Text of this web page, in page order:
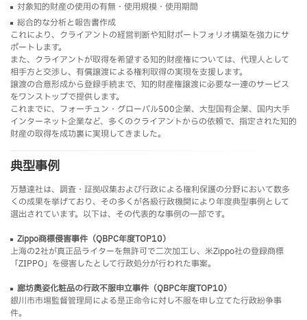
対象知的財産の使用の有無・使用規模・使用期間
総合的な分析と報告書作成
これにより、クライアントの経営判断や知財ポートフォリオ構築を強力にサ
ポートします。
また、クライアントが取得を希望する知的財産権については、代理人として
相手方と交渉し、有償譲渡による権利取得の実現を支援します。
譲渡の合意形成から登録手続まで、知的財産権譲渡に必要な一連のサービス
をワンストップで提供します。
これまでに、フォーチュン・グローバル500企業、大型国有企業、国内大手
インターネット企業など、多くのクライアントからの依頼で、指定された知的
財産の取得を成功裏に実現してきました。
典型事例
万慧達社は、調査・証拠収集および行政による権利保護の分野において数多
くの成果を挙げており、その多くが各級行政機関により年度典型事例として
選出されています。以下は、その代表的な事例の一部です。
Zippo商標侵害事件（QBPC年度TOP10）
上海の2社が真正品ライターを無許可で二次加工し、米Zippo社の登録商標
「ZIPPO」を侵害したとして行政処分が行われた事案。
廊坊奧姿化粧品の行政不服申立事件（QBPC年度TOP10）
銀川市市場監督管理局による是正命令に対し不服を申し立てた行政紛争事
件。